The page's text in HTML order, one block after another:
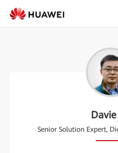
Senior Solution Expert,